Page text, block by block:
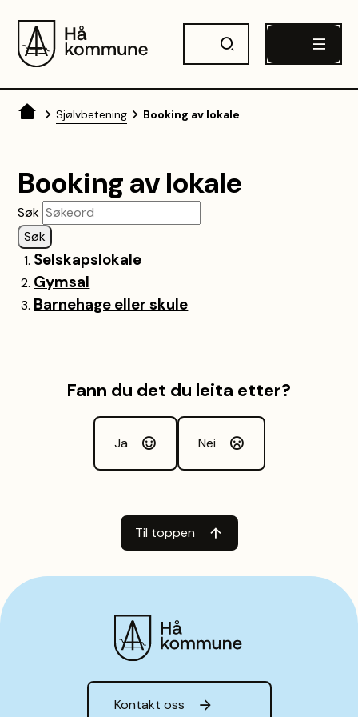
Du er her:Sjølvbetening Booking av lokale
Booking av lokale
Søk
Søk
Selskapslokale
Gymsal
Barnehage eller skule
Fann du det du leita etter?
Ja Nei
Til toppen
Kontakt oss